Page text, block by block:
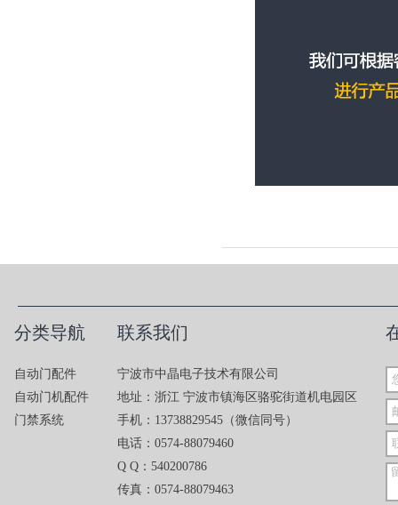
分类导航
自动门配件
自动门机配件
门禁系统
联系我们
宁波市中晶电子技术有限公司
地址：浙江 宁波市镇海区骆驼街道机电园区
手机：13738829545（微信同号）
电话：0574-88079460
Q Q：540200786
传真：0574-88079463